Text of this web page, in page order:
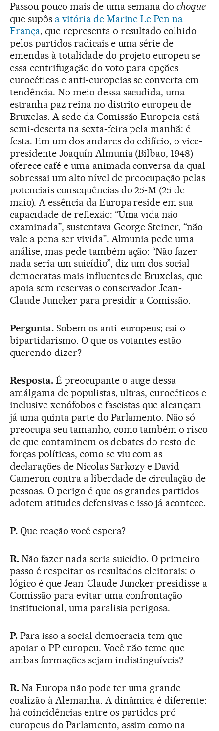
Passou pouco mais de uma semana dochoque
que supôs a vitória de Marine Le Pen na
França, que representa o resultado colhido
pelos partidos radicais e uma série de
emendas à totalidade do projeto europeu se
essa centrifugação do voto para opções
eurocéticas e anti-europeias se converta em
tendência. No meio dessa sacudida, uma
estranha paz reina no distrito europeu de
Bruxelas. A sede da Comissão Europeia está
semi-deserta na sexta-feira pela manhã: é
festa. Em um dos andares do edifício, o vice-
presidente Joaquín Almunia (Bilbao, 1948)
oferece café e uma animada conversa da qual
sobressai um alto nível de preocupação pelas
potenciais consequências do 25-M (25 de
maio). A essência da Europa reside em sua
capacidade de reflexão: “Uma vida não
examinada”, sustentava George Steiner, “não
vale a pena ser vivida”. Almunia pede uma
análise, mas pede também ação: “Não fazer
nada seria um suicídio”, diz um dos social-
democratas mais influentes de Bruxelas, que
apoia sem reservas o conservador Jean-
Claude Juncker para presidir a Comissão.
Pergunta.Sobem os anti-europeus; cai o
bipartidarismo. O que os votantes estão
querendo dizer?
Resposta.É preocupante o auge dessa
amálgama de populistas, ultras, eurocéticos e
inclusive xenófobos e fascistas que alcançam
já uma quinta parte do Parlamento. Não só
preocupa seu tamanho, como também o risco
de que contaminem os debates do resto de
forças políticas, como se viu com as
declarações de Nicolas Sarkozy e David
Cameron contra a liberdade de circulação de
pessoas. O perigo é que os grandes partidos
adotem atitudes defensivas e isso já acontece.
P.Que reação você espera?
R.Não fazer nada seria suicídio. O primeiro
passo é respeitar os resultados eleitorais: o
lógico é que Jean-Claude Juncker presidisse a
Comissão para evitar uma confrontação
institucional, uma paralisia perigosa.
P.Para isso a social democracia tem que
apoiar o PP europeu. Você não teme que
ambas formações sejam indistinguíveis?
R.Na Europa não pode ter uma grande
coalizão à Alemanha. A dinâmica é diferente:
há coincidências entre os partidos pró-
europeus do Parlamento, assim como na